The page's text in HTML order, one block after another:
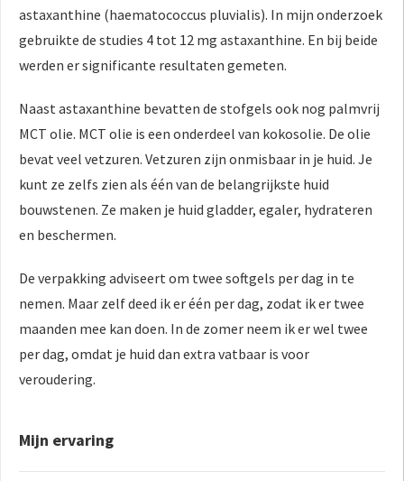
astaxanthine (haematococcus pluvialis). In mijn onderzoek
gebruikte de studies 4 tot 12 mg astaxanthine. En bij beide
werden er significante resultaten gemeten.
Naast astaxanthine bevatten de stofgels ook nog palmvrij
MCT olie. MCT olie is een onderdeel van kokosolie. De olie
bevat veel vetzuren. Vetzuren zijn onmisbaar in je huid. Je
kunt ze zelfs zien als één van de belangrijkste huid
bouwstenen. Ze maken je huid gladder, egaler, hydrateren
en beschermen.
De verpakking adviseert om twee softgels per dag in te
nemen. Maar zelf deed ik er één per dag, zodat ik er twee
maanden mee kan doen. In de zomer neem ik er wel twee
per dag, omdat je huid dan extra vatbaar is voor
veroudering.
Mijn ervaring